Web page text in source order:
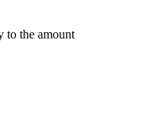
to the amount